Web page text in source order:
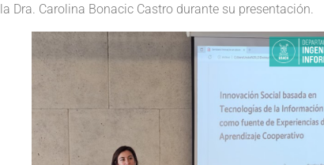
la Dra. Carolina Bonacic Castro durante su presentación.